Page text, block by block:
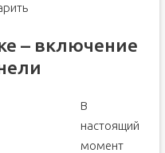
– включение
В
настоящий
момент